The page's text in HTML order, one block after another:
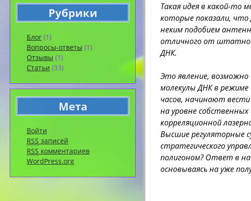
Рубрики
Блог (1)
Вопросы-ответы (1)
Отзывы (1)
Статьи (33)
Мета
Войти
RSS записей
RSS комментариев
WordPress.org
Такая идея в какой-то
которые показали,
неким подобием
отличного от
ДНК.
Это явление,
молекулы ДНК в режиме
часов, начинают вести
на уровне
корреляционной
Высшие регуляторные
стратегического
полигоном? Ответ в
основываясь на уже